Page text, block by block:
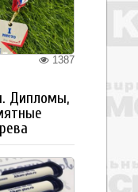
1387
Дипломы,